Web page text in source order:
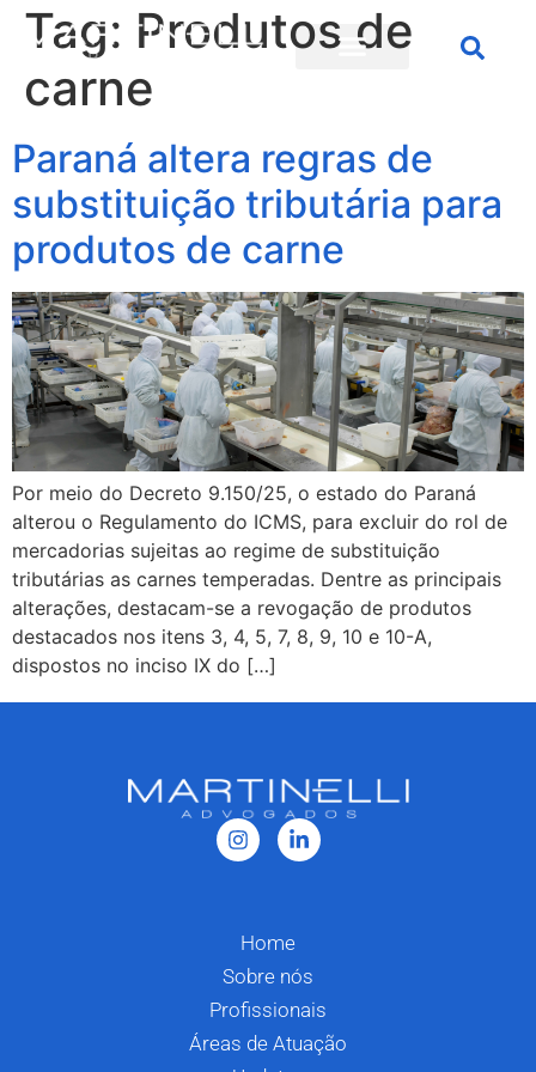
Tag: Produtos de
carne
Paraná altera regras de
substituição tributária para
produtos de carne
Por meio do Decreto 9.150/25, o estado do Paraná
alterou o Regulamento do ICMS, para excluir do rol de
mercadorias sujeitas ao regime de substituição
tributárias as carnes temperadas. Dentre as principais
alterações, destacam-se a revogação de produtos
destacados nos itens 3, 4, 5, 7, 8, 9, 10 e 10-A,
dispostos no inciso IX do […]
Home
Sobre nós
Profissionais
Áreas de Atuação